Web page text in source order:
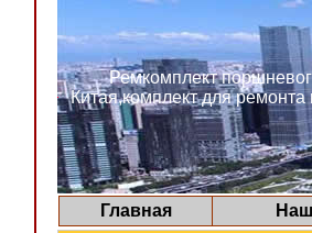
Ремкомплект
Китая,комплект для
Главная